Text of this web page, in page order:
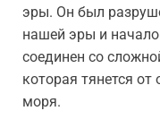
эры. Он был
нашей эры и
соединен со
которая тянется
моря.